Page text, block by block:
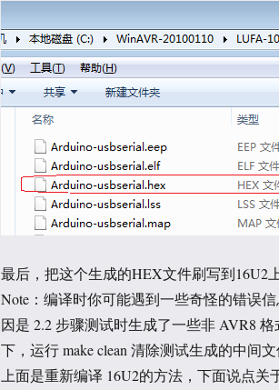
最后，把这个生成的HEX文件刷写到16U2上
Note：编译时你可能遇到一些奇怪的错误
因是 2.2 步骤测试时生成了一些非 AVR8
下，运行 make clean 清除测试生成的中间文
上面是重新编译 16U2的方法，下面说点关